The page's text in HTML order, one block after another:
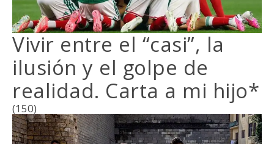
Vivir entre el “casi”, la
ilusión y el golpe de
realidad. Carta a mi hijo*
(150)